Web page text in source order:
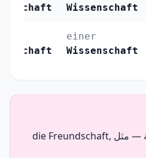
Wissenschaft
einer
Wissenschaft
جميع أسماء -schaft مؤنثة — مثل die Freundschaft,